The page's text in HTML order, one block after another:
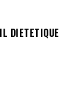
DIETETIQUE